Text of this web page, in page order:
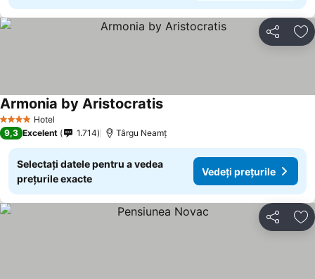
Distribuiți
4 Stele Hotel
Armonia by Aristocratis
9,3 Excelent 1.714 Târgu Neamţ
Selectați datele pentru a vedea
prețurile exacte
Vedeți prețurile
Distribuiți